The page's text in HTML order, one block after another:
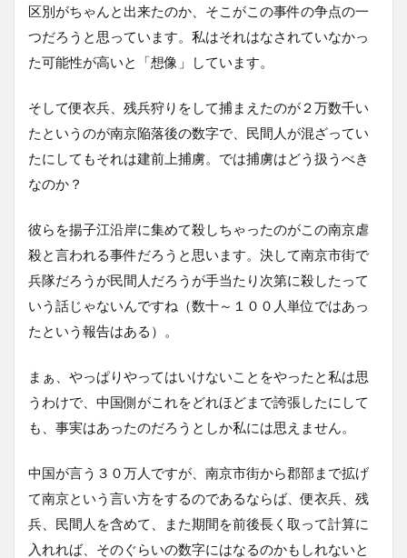
区別がちゃんと出来たのか、そこがこの事件の争点の一
つだろうと思っています。私はそれはなされていなかっ
た可能性が高いと「想像」しています。
そして便衣兵、残兵狩りをして捕まえたのが２万数千い
たというのが南京陥落後の数字で、民間人が混ざってい
たにしてもそれは建前上捕虜。では捕虜はどう扱うべき
なのか？
彼らを揚子江沿岸に集めて殺しちゃったのがこの南京虐
殺と言われる事件だろうと思います。決して南京市街で
兵隊だろうが民間人だろうが手当たり次第に殺したって
いう話じゃないんですね（数十～１００人単位ではあっ
たという報告はある）。
まぁ、やっぱりやってはいけないことをやったと私は思
うわけで、中国側がこれをどれほどまで誇張したにして
も、事実はあったのだろうとしか私には思えません。
中国が言う３０万人ですが、南京市街から郡部まで拡げ
て南京という言い方をするのであるならば、便衣兵、残
兵、民間人を含めて、また期間を前後長く取って計算に
入れれば、そのぐらいの数字にはなるのかもしれないと